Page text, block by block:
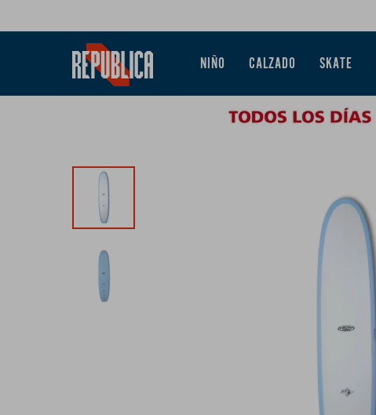
NIÑO CALZADO SKATE